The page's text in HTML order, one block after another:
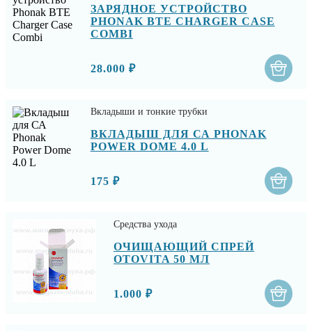
ЗАРЯДНОЕ УСТРОЙСТВО
PHONAK BTE CHARGER CASE
COMBI
28.000 ₽
Вкладыши и тонкие трубки
ВКЛАДЫШ ДЛЯ СА PHONAK
POWER DOME 4.0 L
175 ₽
Средства ухода
ОЧИЩАЮЩИЙ СПРЕЙ
OTOVITA 50 МЛ
1.000 ₽